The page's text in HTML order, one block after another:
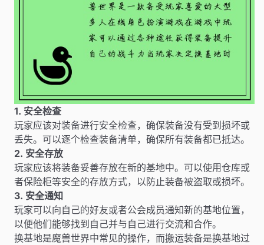
1. 安全检查
玩家应该对装备进行安全检查，确保装备没有受到损坏或
丢失。可以逐个检查装备清单，确保所有装备都已抵达。
2. 安全存放
玩家应该将装备妥善存放在新的基地中。可以使用仓库或
者保险柜等安全的存放方式，以防止装备被盗取或损坏。
3. 安全通知
玩家可以向自己的好友或者公会成员通知新的基地位置，
以便他们能够找到自己并与自己进行交流和合作。
换基地是魔兽世界中常见的操作，而搬运装备是换基地过